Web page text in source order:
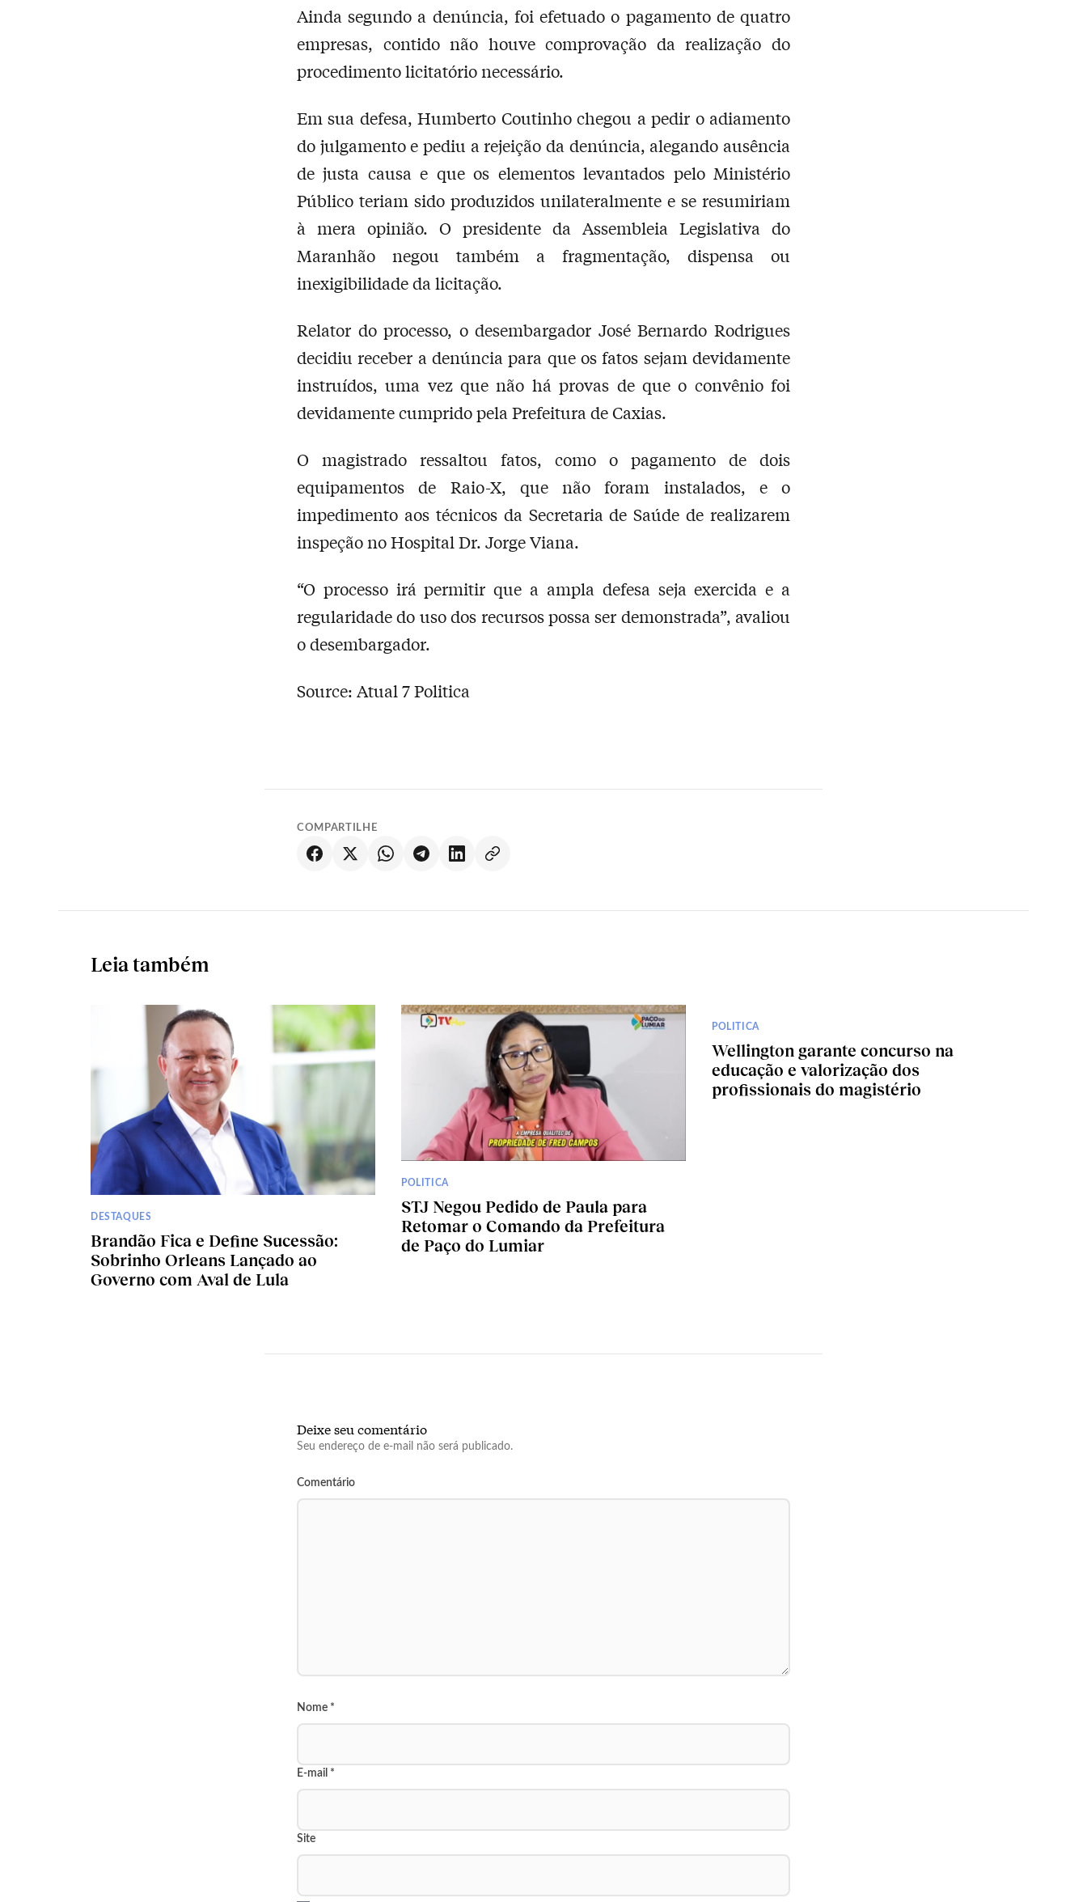
Ainda segundo a denúncia, foi efetuado o pagamento de quatro
empresas, contido não houve comprovação da realização do
procedimento licitatório necessário.
Em sua defesa, Humberto Coutinho chegou a pedir o adiamento
do julgamento e pediu a rejeição da denúncia, alegando ausência
de justa causa e que os elementos levantados pelo Ministério
Público teriam sido produzidos unilateralmente e se resumiriam
à mera opinião. O presidente da Assembleia Legislativa do
Maranhão negou também a fragmentação, dispensa ou
inexigibilidade da licitação.
Relator do processo, o desembargador José Bernardo Rodrigues
decidiu receber a denúncia para que os fatos sejam devidamente
instruídos, uma vez que não há provas de que o convênio foi
devidamente cumprido pela Prefeitura de Caxias.
O magistrado ressaltou fatos, como o pagamento de dois
equipamentos de Raio-X, que não foram instalados, e o
impedimento aos técnicos da Secretaria de Saúde de realizarem
inspeção no Hospital Dr. Jorge Viana.
“O processo irá permitir que a ampla defesa seja exercida e a
regularidade do uso dos recursos possa ser demonstrada”, avaliou
o desembargador.
Source: Atual 7 Politica
COMPARTILHE
Leia também
DESTAQUES
Brandão Fica e Define Sucessão:
Sobrinho Orleans Lançado ao
Governo com Aval de Lula
POLITICA
STJ Negou Pedido de Paula para
Retomar o Comando da Prefeitura
de Paço do Lumiar
POLITICA
Wellington garante concurso na
educação e valorização dos
profissionais do magistério
Deixe seu comentário
Seu endereço de e-mail não será publicado.
Comentário
Nome *
E-mail *
Site